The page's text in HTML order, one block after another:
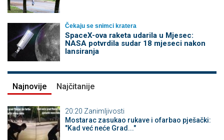
Čekaju se snimci kratera
SpaceX-ova raketa udarila u Mjesec:
NASA potvrdila sudar 18 mjeseci nakon
lansiranja
Najnovije Najčitanije
20:20 Zanimljivosti
Mostarac zasukao rukave i ofarbao pješački:
"Kad već neće Grad..."